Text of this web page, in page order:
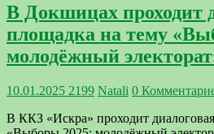
В Докшицах проходит
площадка на тему
молодёжный
10.01.2025 2199 Natali 0
В ККЗ «Искра» проходит